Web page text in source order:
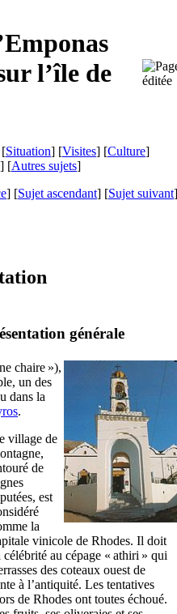
l’île de
Situation] [Visites] [Culture]
] [Autres sujets]
] [Sujet ascendant] [Sujet suivant]
générale
chaire »),
un des
dans la
.
village de
de
est
la
vinicole de Rhodes. Il doit
célébrité au cépage « athiri » qui
des coteaux ouest de
à l’antiquité. Les tentatives
de Rhodes ont toutes échoué.